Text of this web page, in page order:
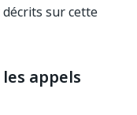
sur cette
appels